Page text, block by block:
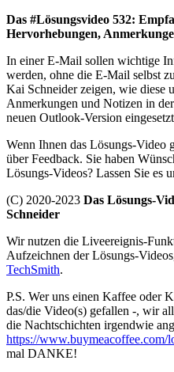
Das #Lösungsvideo 532:
Hervorhebungen,
In einer E-Mail sollen wichtige
werden, ohne die E-Mail selbst
Kai Schneider zeigen, wie diese
Anmerkungen und Notizen in
neuen Outlook-Version
Wenn Ihnen das Lösungs-Video
über Feedback. Sie haben
Lösungs-Videos? Lassen Sie es
(C) 2020-2023 Das Lösungs-
Schneider
Wir nutzen die Liveereignis-
Aufzeichnen der Lösungs-
TechSmith.
P.S. Wer uns einen Kaffee oder
das/die Video(s) gefallen -, wir
die Nachtschichten irgendwie
https://www.buymeacoffee.com/
mal DANKE!